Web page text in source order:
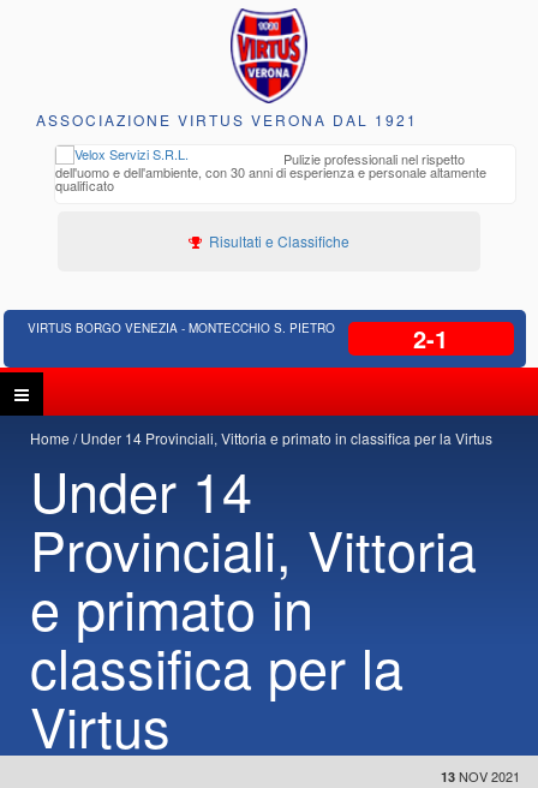
ASSOCIAZIONE VIRTUS VERONA DAL 1921
Pulizie professionali nel rispetto
dell'uomo e dell'ambiente, con 30 anni di esperienza e personale altamente
qualificato
Risultati e Classifiche
VIRTUS BORGO VENEZIA - MONTECCHIO S. PIETRO 2-1
Home Under 14 Provinciali, Vittoria e primato in classifica per la Virtus
Under 14
Provinciali, Vittoria
e primato in
classifica per la
Virtus
13 NOV 2021